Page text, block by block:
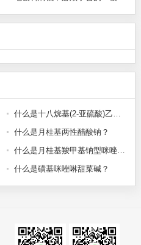
什么是十八烷基(2-亚硫酸)乙基二甲基铵？
什么是月桂基两性醋酸钠？
什么是月桂基羧甲基钠型咪唑啉酯酸盐？
什么是磺基咪唑啉甜菜碱？